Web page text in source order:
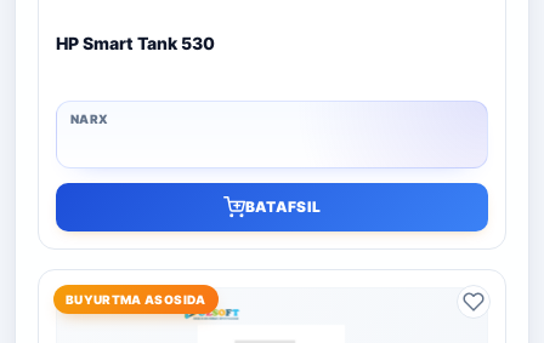
HP Smart Tank 530
BATAFSIL
BUYURTMA ASOSIDA